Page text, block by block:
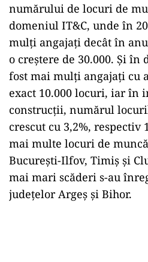
numărului de locuri de
domeniul IT&C, unde în
mulți angajați decât în
o creștere de 30.000. Și
fost mai mulți angajați cu
exact 10.000 locuri, iar în
construcții, numărul
crescut cu 3,2%, respectiv
mai multe locuri de
București-Ilfov, Timiș și
mai mari scăderi s-au
județelor Argeș și Bihor.